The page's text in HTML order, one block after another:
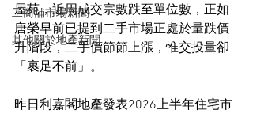
工商舖市場新聞
其他關於地產新聞
屋苑，近周成交宗數跌至單位數，正如
唐榮早前已提到二手市場正處於量跌價
升階段，二手價節節上漲，惟交投量卻
「裹足不前」。
昨日利嘉閣地產發表2026上半年住宅市